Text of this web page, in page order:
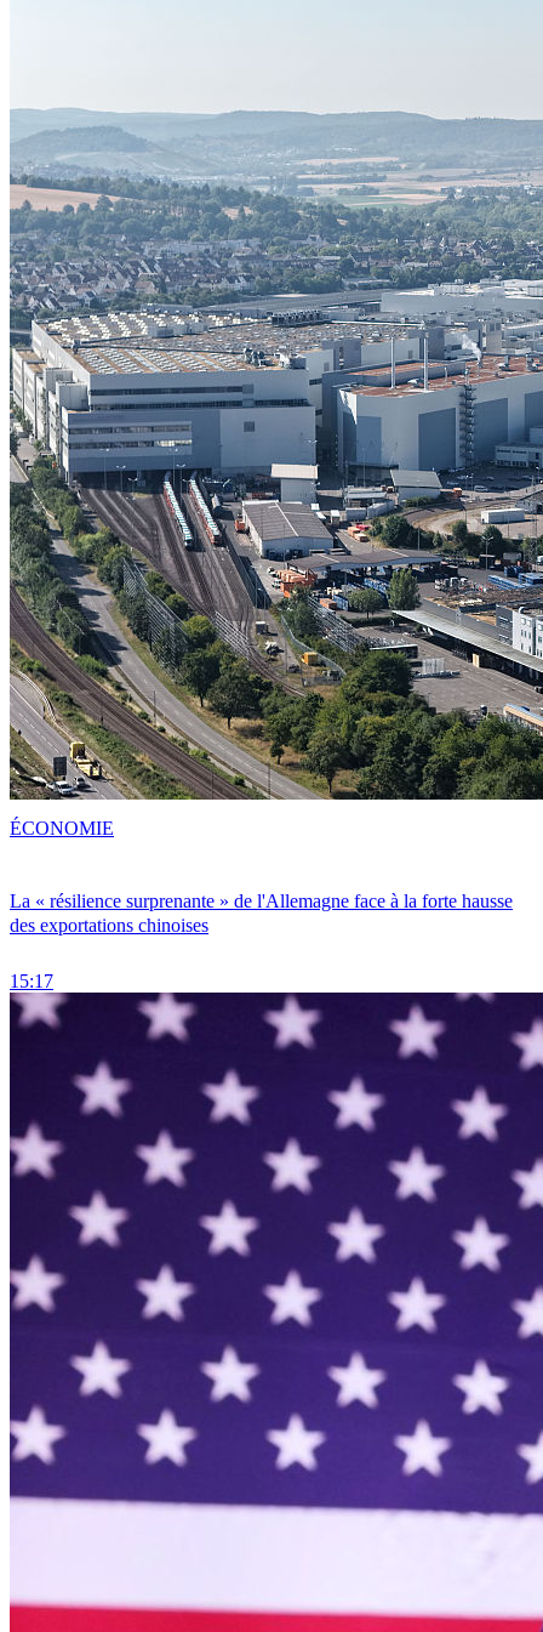
La « résilience surprenante » de l'Allemagne face à la forte hausse
des exportations chinoises
15:17
ÉCONOMIE